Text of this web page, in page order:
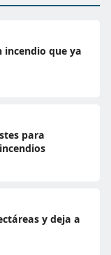
incendio que ya
para
y deja a